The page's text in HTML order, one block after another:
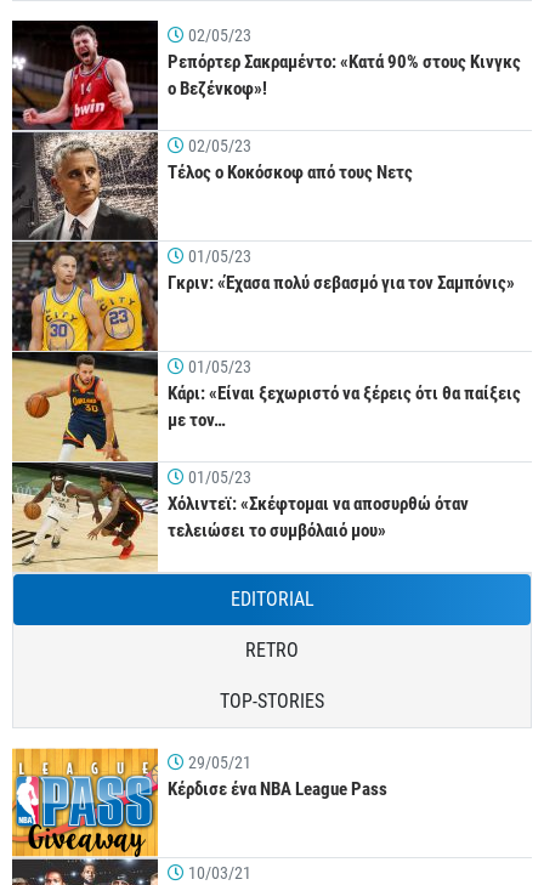
02/05/23
Ρεπόρτερ Σακραμέντο: «Κατά 90% στους Κινγκς
ο Βεζένκοφ»!
02/05/23
Τέλος ο Κοκόσκοφ από τους Νετς
01/05/23
Γκριν: «Έχασα πολύ σεβασμό για τον Σαμπόνις»
01/05/23
Κάρι: «Είναι ξεχωριστό να ξέρεις ότι θα παίξεις
με τον…
01/05/23
Χόλιντεϊ: «Σκέφτομαι να αποσυρθώ όταν
τελειώσει το συμβόλαιό μου»
EDITORIAL
RETRO
TOP-STORIES
29/05/21
Κέρδισε ένα NBA League Pass
10/03/21